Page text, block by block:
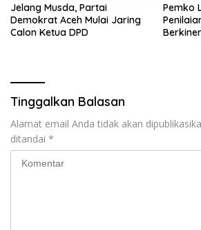
Jelang Musda, Partai
Demokrat Aceh Mulai Jaring
Calon Ketua DPD
Pemko
Tinggalkan Balasan
Alamat email Anda tidak akan
ditandai *